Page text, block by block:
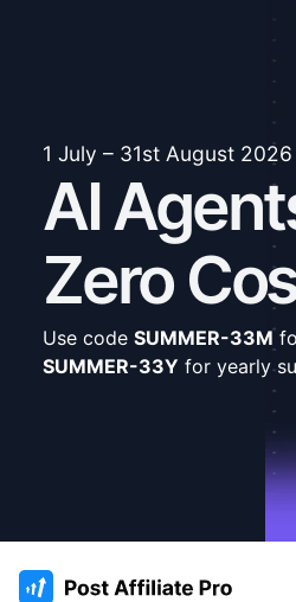
1 July – 31st August 2026
AI
Zero
Use code SUMMER-33M
SUMMER-33Y for yearly
:site.title